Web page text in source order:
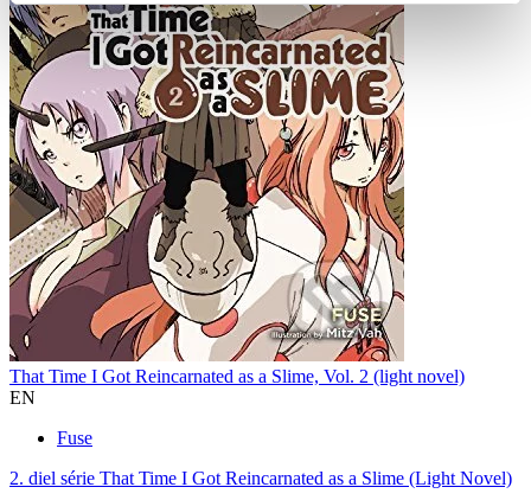
That Time I Got Reincarnated as a Slime, Vol. 2 (light novel)
EN
Fuse
2. diel série That Time I Got Reincarnated as a Slime (Light Novel)